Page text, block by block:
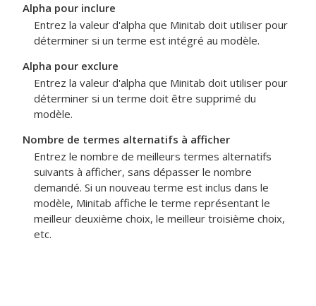
Alpha pour inclure
Entrez la valeur d'alpha que Minitab doit utiliser pour
déterminer si un terme est intégré au modèle.
Alpha pour exclure
Entrez la valeur d'alpha que Minitab doit utiliser pour
déterminer si un terme doit être supprimé du
modèle.
Nombre de termes alternatifs à afficher
Entrez le nombre de meilleurs termes alternatifs
suivants à afficher, sans dépasser le nombre
demandé. Si un nouveau terme est inclus dans le
modèle, Minitab affiche le terme représentant le
meilleur deuxième choix, le meilleur troisième choix,
etc.